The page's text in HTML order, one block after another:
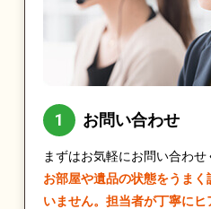
お問い合わせ
まずはお気軽にお問い合わせ
お部屋や遺品の状態をうま
いません。担当者が丁寧に